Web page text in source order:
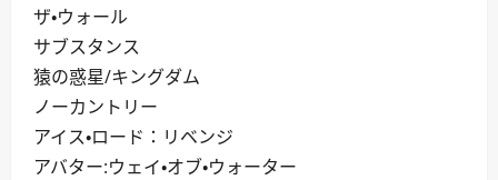
ザ・ウォール
サブスタンス
猿の惑星/キングダム
ノーカントリー
アイス・ロード：リベンジ
アバター:ウェイ・オブ・ウォーター